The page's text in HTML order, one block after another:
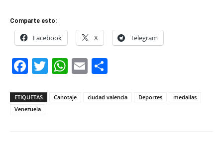
Comparte esto:
Facebook X Telegram
Facebook
Twitter
WhatsApp
Email
ETIQUETAS Canotaje ciudad valencia Deportes
medallas
Venezuela